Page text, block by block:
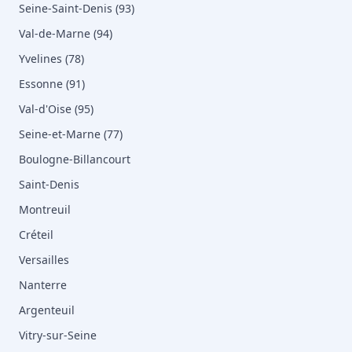
Seine-Saint-Denis (93)
Val-de-Marne (94)
Yvelines (78)
Essonne (91)
Val-d'Oise (95)
Seine-et-Marne (77)
Boulogne-Billancourt
Saint-Denis
Montreuil
Créteil
Versailles
Nanterre
Argenteuil
Vitry-sur-Seine